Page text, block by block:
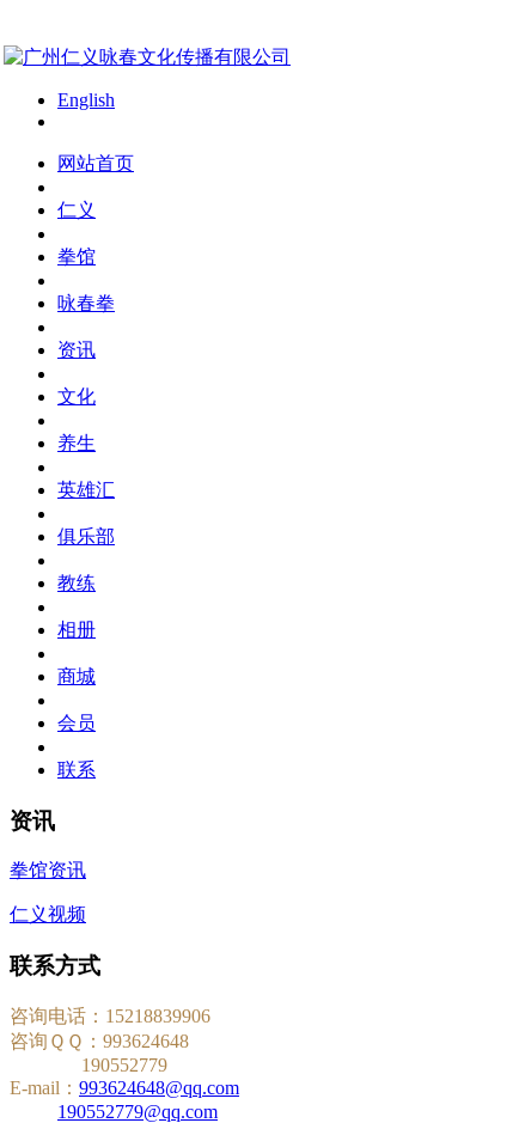
English
网站首页
仁义
拳馆
咏春拳
资讯
文化
养生
英雄汇
俱乐部
教练
相册
商城
会员
联系
资讯
拳馆资讯
仁义视频
联系方式
咨询电话：15218839906
咨询ＱＱ：993624648
190552779
E-mail： 993624648@qq.com
190552779@qq.com